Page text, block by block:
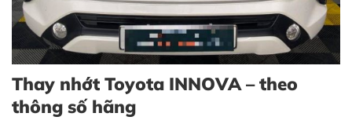
Thay nhớt Toyota INNOVA – theo
thông số hãng